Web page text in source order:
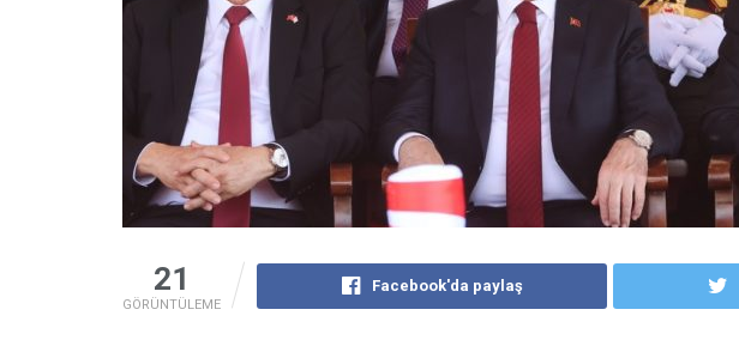
21
GÖRÜNTÜLEME
Facebook'da paylaş